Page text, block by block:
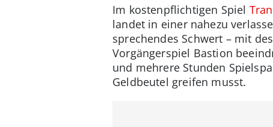
Im kostenpflichtigen Spiel
landet in einer nahezu
sprechendes Schwert – mit
Vorgängerspiel Bastion
und mehrere Stunden
Geldbeutel greifen musst.